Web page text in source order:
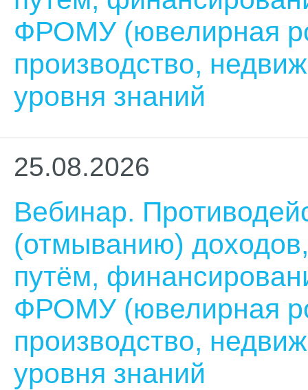
ФРОМУ (ювелирная
производство,
уровня знаний
25.08.2026
Вебинар.
(отмыванию)
путём,
ФРОМУ (ювелирная
производство,
уровня знаний